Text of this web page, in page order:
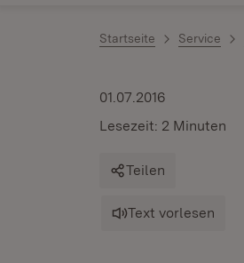
Startseite Service
01.07.2016
Lesezeit: 2 Minuten
Teilen
Text vorlesen